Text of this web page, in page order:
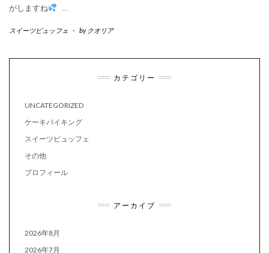
がしますね
…
スイーツビュッフェ - by クオリア
カテゴリー
UNCATEGORIZED
ケーキバイキング
スイーツビュッフェ
その他
プロフィール
アーカイブ
2026年8月
2026年7月